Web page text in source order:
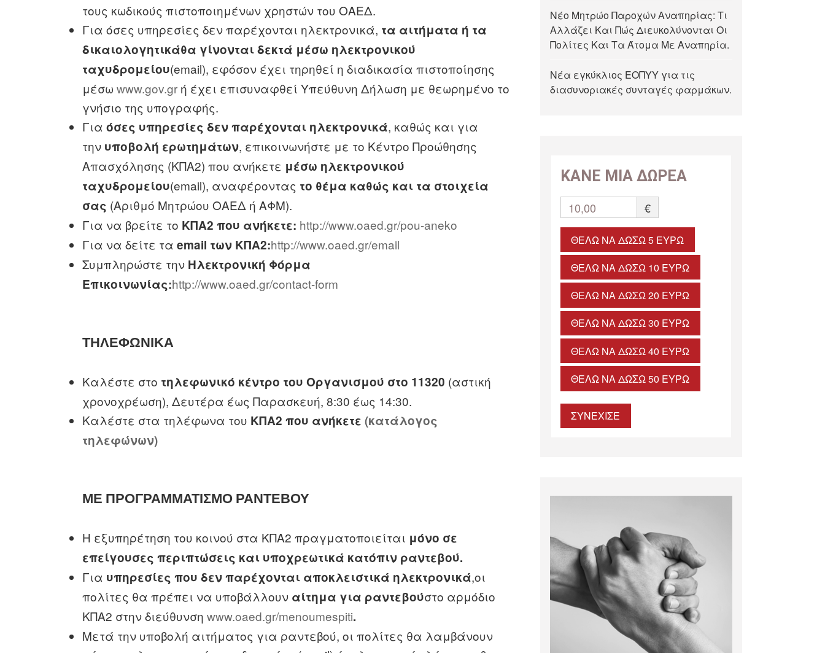
τους κωδικούς πιστοποιημένων χρηστών του ΟΑΕΔ.
Για όσες υπηρεσίες δεν παρέχονται ηλεκτρονικά, τα αιτήματα ή τα
δικαιολογητικάθα γίνονται δεκτά μέσω ηλεκτρονικού
ταχυδρομείου(email), εφόσον έχει τηρηθεί η διαδικασία πιστοποίησης
μέσωwww.gov.gr ή έχει επισυναφθεί Υπεύθυνη Δήλωση με θεωρημένο το
γνήσιο της υπογραφής.
Γιαόσες υπηρεσίες δεν παρέχονται ηλεκτρονικά, καθώς και για
την υποβολή ερωτημάτων, επικοινωνήστε με το Κέντρο Προώθησης
Απασχόλησης (ΚΠΑ2) που ανήκετε μέσω ηλεκτρονικού
ταχυδρομείου(email), αναφέροντας το θέμα καθώς και τα στοιχεία
σας (Αριθμό Μητρώου ΟΑΕΔ ή ΑΦΜ).
Για να βρείτε το ΚΠΑ2 που ανήκετε: http://www.oaed.gr/pou-aneko
Για να δείτε ταemail των ΚΠΑ2:http://www.oaed.gr/email
Συμπληρώστε την Ηλεκτρονική Φόρμα
Επικοινωνίας:http://www.oaed.gr/contact-form
ΤΗΛΕΦΩΝΙΚΑ
Καλέστε στο τηλεφωνικό κέντρο του Οργανισμού στο 11320 (αστική
χρονοχρέωση), Δευτέρα έως Παρασκευή, 8:30 έως 14:30.
Καλέστε στα τηλέφωνα του ΚΠΑ2 που ανήκετε(κατάλογος
τηλεφώνων)
ΜΕ ΠΡΟΓΡΑΜΜΑΤΙΣΜΟ ΡΑΝΤΕΒΟΥ
Η εξυπηρέτηση του κοινού στα ΚΠΑ2 πραγματοποιείται μόνο σε
επείγουσες περιπτώσεις και υποχρεωτικά κατόπιν ραντεβού.
Για υπηρεσίες που δεν παρέχονται αποκλειστικά ηλεκτρονικά,οι
πολίτες θα πρέπει να υποβάλλουν αίτημα για ραντεβούστο αρμόδιο
ΚΠΑ2 στην διεύθυνσηwww.oaed.gr/menoumespiti.
Μετά την υποβολή αιτήματος για ραντεβού, οι πολίτες θα λαμβάνουν
Νέο Μητρώο Παροχών Αναπηρίας: Τι
Αλλάζει Και Πώς Διευκολύνονται Οι
Πολίτες Και Τα Άτομα Με Αναπηρία.
Νέα εγκύκλιος ΕΟΠΥΥ για τις
διασυνοριακές συνταγές φαρμάκων.
ΚΑΝΕ ΜΙΑ ΔΩΡΕΑ
10,00 €
ΘΈΛΩ ΝΑ ΔΏΣΩ 5 ΕΥΡΏ
ΘΈΛΩ ΝΑ ΔΏΣΩ 10 ΕΥΡΏ
ΘΈΛΩ ΝΑ ΔΏΣΩ 20 ΕΥΡΏ
ΘΈΛΩ ΝΑ ΔΏΣΩ 30 ΕΥΡΏ
ΘΈΛΩ ΝΑ ΔΏΣΩ 40 ΕΥΡΏ
ΘΈΛΩ ΝΑ ΔΏΣΩ 50 ΕΥΡΏ
ΣΥΝΕΧΙΣΕ